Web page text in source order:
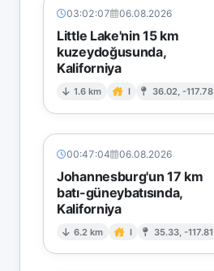
03:02:07 06.08.2026
Little Lake'nin 15 km
kuzeydoğusunda,
Kaliforniya
1.6 km I 36.02, -117.78
00:47:04 06.08.2026
Johannesburg'un 17 km
batı-güneybatısında,
Kaliforniya
6.2 km I 35.33, -117.81